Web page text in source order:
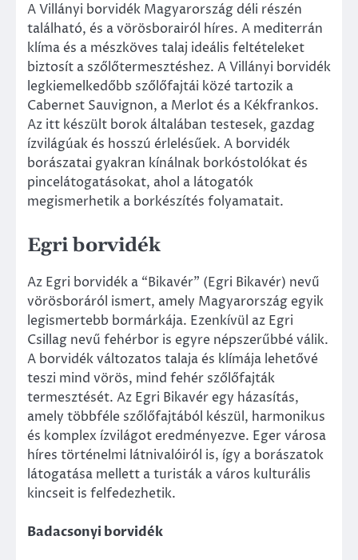
A Villányi borvidék Magyarország déli részén
található, és a vörösborairól híres. A mediterrán
klíma és a mészköves talaj ideális feltételeket
biztosít a szőlőtermesztéshez. A Villányi borvidék
legkiemelkedőbb szőlőfajtái közé tartozik a
Cabernet Sauvignon, a Merlot és a Kékfrankos.
Az itt készült borok általában testesek, gazdag
ízvilágúak és hosszú érlelésűek. A borvidék
borászatai gyakran kínálnak borkóstolókat és
pincelátogatásokat, ahol a látogatók
megismerhetik a borkészítés folyamatait.
Egri borvidék
Az Egri borvidék a “Bikavér” (Egri Bikavér) nevű
vörösboráról ismert, amely Magyarország egyik
legismertebb bormárkája. Ezenkívül az Egri
Csillag nevű fehérbor is egyre népszerűbbé válik.
A borvidék változatos talaja és klímája lehetővé
teszi mind vörös, mind fehér szőlőfajták
termesztését. Az Egri Bikavér egy házasítás,
amely többféle szőlőfajtából készül, harmonikus
és komplex ízvilágot eredményezve. Eger városa
híres történelmi látnivalóiról is, így a borászatok
látogatása mellett a turisták a város kulturális
kincseit is felfedezhetik.
Badacsonyi borvidék